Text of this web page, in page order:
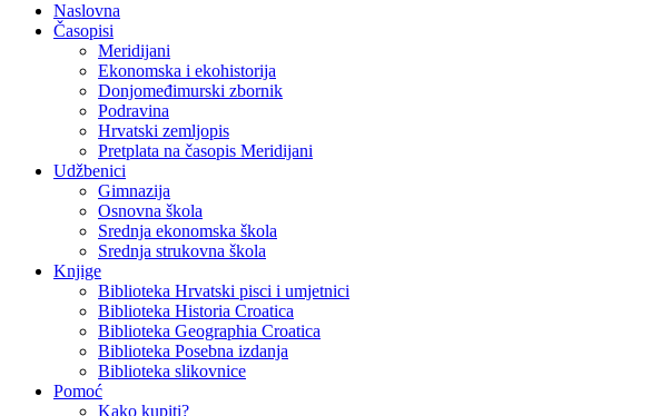
Naslovna
Časopisi
Meridijani
Ekonomska i ekohistorija
Donjomeđimurski zbornik
Podravina
Hrvatski zemljopis
Pretplata na časopis Meridijani
Udžbenici
Gimnazija
Osnovna škola
Srednja ekonomska škola
Srednja strukovna škola
Knjige
Biblioteka Hrvatski pisci i umjetnici
Biblioteka Historia Croatica
Biblioteka Geographia Croatica
Biblioteka Posebna izdanja
Biblioteka slikovnice
Pomoć
Kako kupiti?